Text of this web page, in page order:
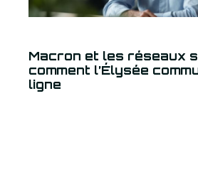
Macron et les réseaux
comment l’Élysée
ligne